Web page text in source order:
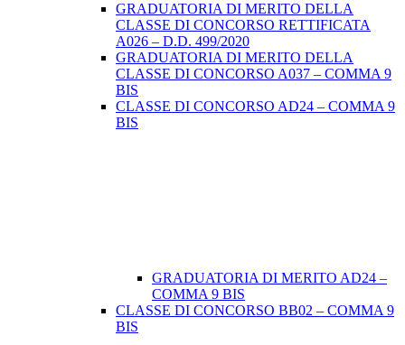
GRADUATORIA DI MERITO DELLA
CLASSE DI CONCORSO RETTIFICATA
A026 – D.D. 499/2020
GRADUATORIA DI MERITO DELLA
CLASSE DI CONCORSO A037 – COMMA 9
BIS
CLASSE DI CONCORSO AD24 – COMMA 9
BIS
GRADUATORIA DI MERITO AD24 –
COMMA 9 BIS
CLASSE DI CONCORSO BB02 – COMMA 9
BIS